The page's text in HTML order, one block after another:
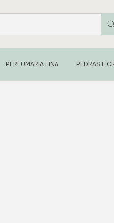
PERFUMARIA FINA PEDRAS E